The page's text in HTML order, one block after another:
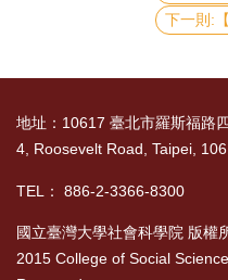
地址：10617 臺北市羅斯福路
4, Roosevelt Road, Taipei,
TEL： 886-2-3366-8300
國立臺灣大學社會科學院 版權
2015 College of Social